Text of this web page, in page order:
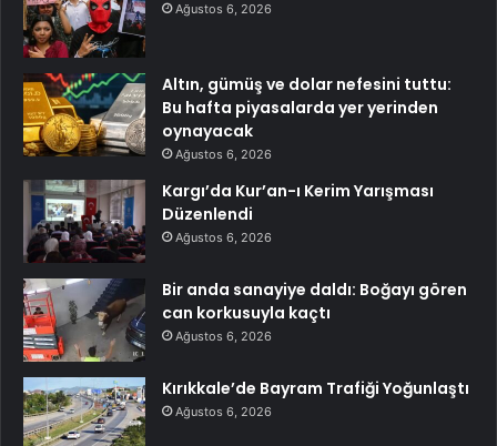
Ağustos 6, 2026
Altın, gümüş ve dolar nefesini tuttu:
Bu hafta piyasalarda yer yerinden
oynayacak
Ağustos 6, 2026
Kargı’da Kur’an-ı Kerim Yarışması
Düzenlendi
Ağustos 6, 2026
Bir anda sanayiye daldı: Boğayı gören
can korkusuyla kaçtı
Ağustos 6, 2026
Kırıkkale’de Bayram Trafiği Yoğunlaştı
Ağustos 6, 2026